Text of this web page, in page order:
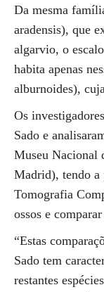
Da mesma
aradensis), que
algarvio, o
habita apenas
alburnoides),
Os
Sado e
Museu Nacional
Madrid), tendo a
Tomografia
ossos e
“Estas
Sado tem
restantes